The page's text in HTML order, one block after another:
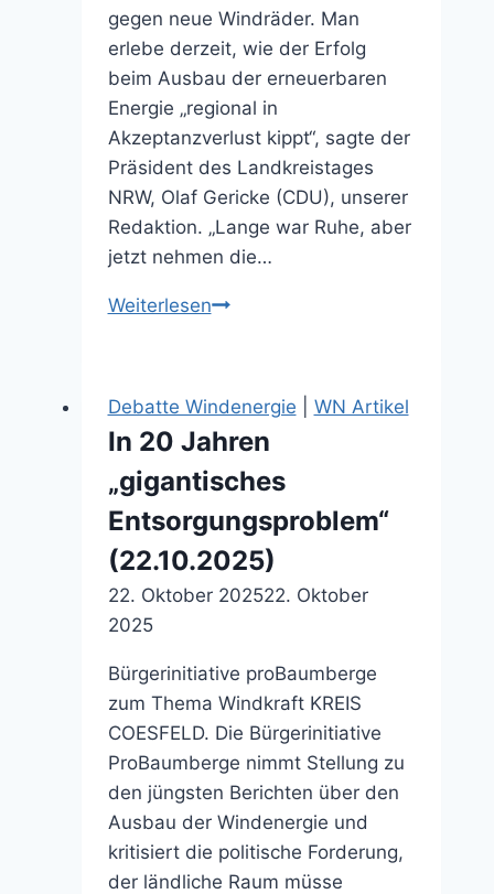
gegen neue Windräder. Man
erlebe derzeit, wie der Erfolg
beim Ausbau der erneuerbaren
Energie „regional in
Akzeptanzverlust kippt“, sagte der
Präsident des Landkreistages
NRW, Olaf Gericke (CDU), unserer
Redaktion. „Lange war Ruhe, aber
jetzt nehmen die…
Weiterlesen„Problematik
nicht
präsent“
(08.04.2026)
Debatte Windenergie WN Artikel
In 20 Jahren
„gigantisches
Entsorgungsproblem“
(22.10.2025)
22. Oktober 202522. Oktober
2025
Bürgerinitiative proBaumberge
zum Thema Windkraft KREIS
COESFELD. Die Bürgerinitiative
ProBaumberge nimmt Stellung zu
den jüngsten Berichten über den
Ausbau der Windenergie und
kritisiert die politische Forderung,
der ländliche Raum müsse